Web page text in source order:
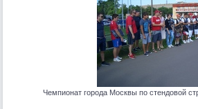
Чемпионат города Москвы по стендовой